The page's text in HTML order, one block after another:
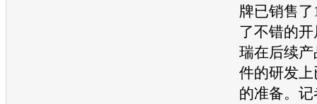
牌已销售
了不错的
瑞在后续
件的研发
的准备。